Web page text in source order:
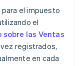
el impuesto
el
las Ventas
registrados,
en cada